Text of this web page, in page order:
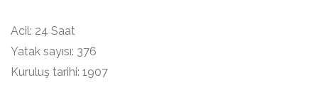
Acil: 24 Saat
Yatak sayısı: 376
Kuruluş tarihi: 1907